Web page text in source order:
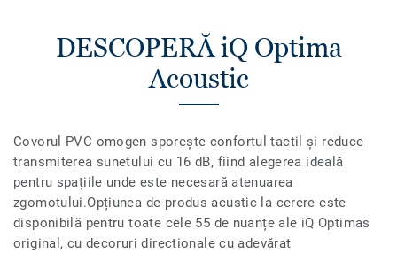
DESCOPERĂ iQ Optima
Acoustic
Covorul PVC omogen sporește confortul tactil și reduce
transmiterea sunetului cu 16 dB, fiind alegerea ideală
pentru spațiile unde este necesară atenuarea
zgomotului.Opțiunea de produs acustic la cerere este
disponibilă pentru toate cele 55 de nuanțe ale iQ Optimas
original, cu decoruri directionale cu adevărat